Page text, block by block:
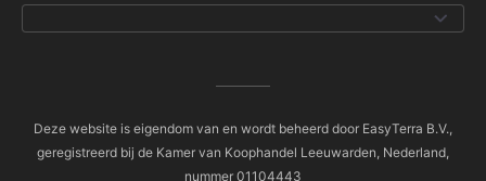
Deze website is eigendom van en wordt beheerd door EasyTerra B.V.,
geregistreerd bij de Kamer van Koophandel Leeuwarden, Nederland,
nummer 01104443